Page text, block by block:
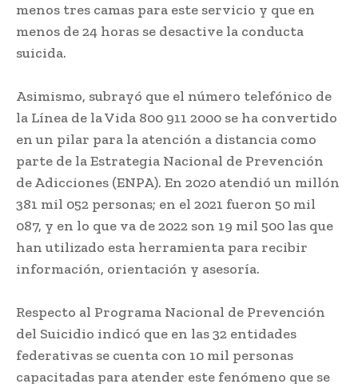
menos tres camas para este servicio y que en
menos de 24 horas se desactive la conducta
suicida.
Asimismo, subrayó que el número telefónico de
la Línea de la Vida 800 911 2000 se ha convertido
en un pilar para la atención a distancia como
parte de la Estrategia Nacional de Prevención
de Adicciones (ENPA). En 2020 atendió un millón
381 mil 052 personas; en el 2021 fueron 50 mil
087, y en lo que va de 2022 son 19 mil 500 las que
han utilizado esta herramienta para recibir
información, orientación y asesoría.
Respecto al Programa Nacional de Prevención
del Suicidio indicó que en las 32 entidades
federativas se cuenta con 10 mil personas
capacitadas para atender este fenómeno que se